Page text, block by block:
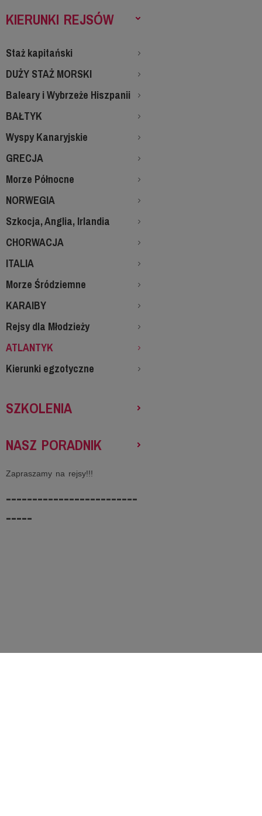
KIERUNKI REJSÓW
Staż kapitański
DUŻY STAŻ MORSKI
Baleary i Wybrzeże Hiszpanii
BAŁTYK
Wyspy Kanaryjskie
GRECJA
Morze Północne
NORWEGIA
Szkocja, Anglia, Irlandia
CHORWACJA
ITALIA
Morze Śródziemne
KARAIBY
Rejsy dla Młodzieży
ATLANTYK
Kierunki egzotyczne
SZKOLENIA
NASZ PORADNIK
Zapraszamy na rejsy!!!
-------------------------
-----